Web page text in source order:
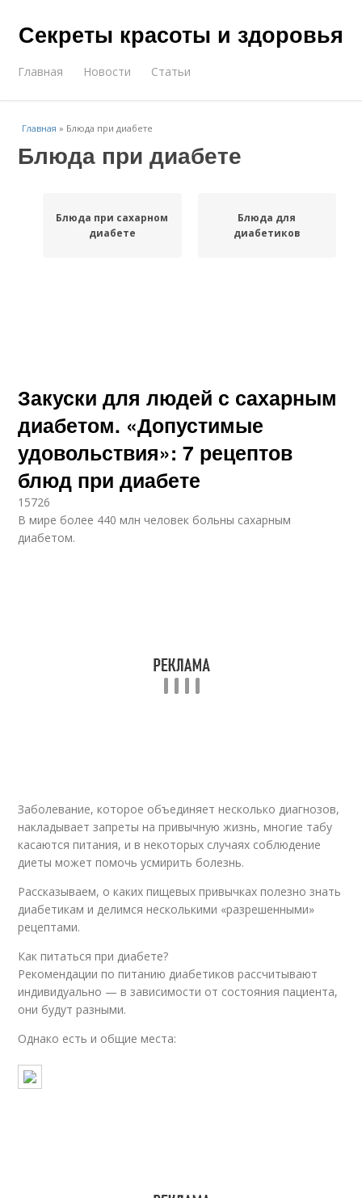
Секреты красоты и здоровья
Главная Новости Статьи
Главная » Блюда при диабете
Блюда при диабете
Блюда при сахарном
диабете
Блюда для
диабетиков
Закуски для людей с сахарным
диабетом. «Допустимые
удовольствия»: 7 рецептов
блюд при диабете
15726
В мире более 440 млн человек больны сахарным
диабетом.
Заболевание, которое объединяет несколько диагнозов,
накладывает запреты на привычную жизнь, многие табу
касаются питания, и в некоторых случаях соблюдение
диеты может помочь усмирить болезнь.
Рассказываем, о каких пищевых привычках полезно знать
диабетикам и делимся несколькими «разрешенными»
рецептами.
Как питаться при диабете?
Рекомендации по питанию диабетиков рассчитывают
индивидуально — в зависимости от состояния пациента,
они будут разными.
Однако есть и общие места: